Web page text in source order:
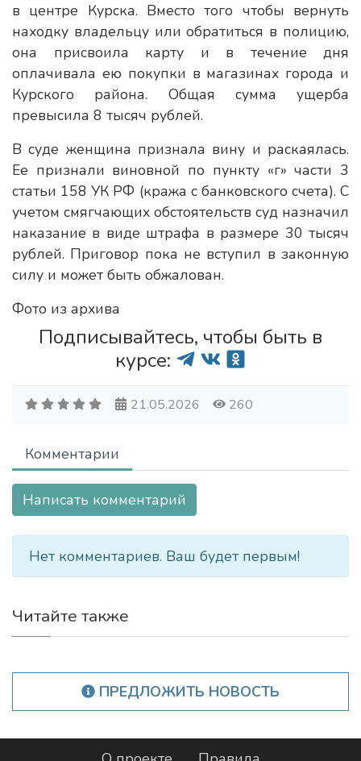
в центре Курска. Вместо того чтобы вернуть
находку владельцу или обратиться в полицию,
она присвоила карту и в течение дня
оплачивала ею покупки в магазинах города и
Курского района. Общая сумма ущерба
превысила 8 тысяч рублей.
В суде женщина признала вину и раскаялась.
Ее признали виновной по пункту «г» части 3
статьи 158 УК РФ (кража с банковского счета). С
учетом смягчающих обстоятельств суд назначил
наказание в виде штрафа в размере 30 тысяч
рублей. Приговор пока не вступил в законную
силу и может быть обжалован.
Фото из архива
Подписывайтесь, чтобы быть в
курсе:
21.05.2026 260
Комментарии
Написать комментарий
Нет комментариев. Ваш будет первым!
Читайте также
ПРЕДЛОЖИТЬ НОВОСТЬ